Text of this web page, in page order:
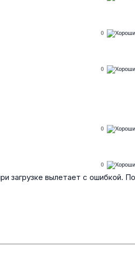
0
0
0
0
загрузке вылетает с ошибкой.